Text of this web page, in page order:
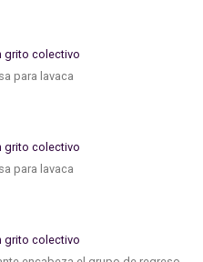
para lavaca
para lavaca